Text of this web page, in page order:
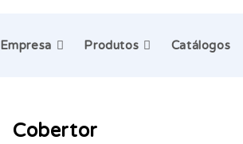
Empresa Produtos Catálogos
Cobertor